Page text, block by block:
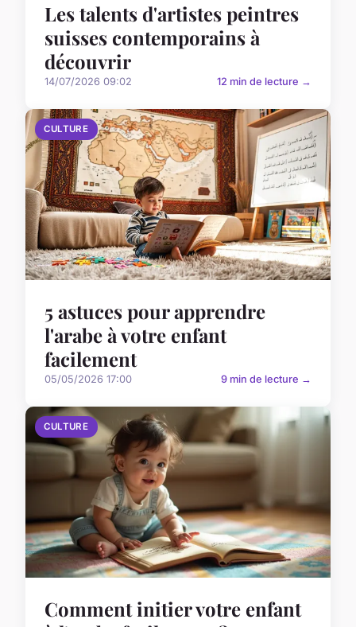
Les talents d'artistes peintres
suisses contemporains à
découvrir
14/07/2026 09:02 12 min de lecture →
CULTURE
5 astuces pour apprendre
l'arabe à votre enfant
facilement
05/05/2026 17:00 9 min de lecture →
CULTURE
Comment initier votre enfant